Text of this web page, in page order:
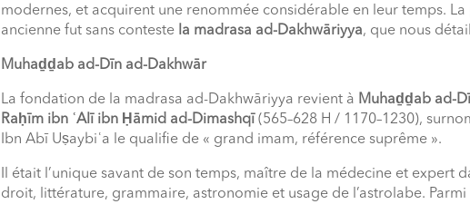
modernes, et acquirent une renommée considérable en leur temps.
ancienne fut sans conteste la madrasa ad-Dakhwāriyya, que nous
Muhaḏḏab ad-Dīn ad-Dakhwār
La fondation de la madrasa ad-Dakhwāriyya revient à Muhaḏḏab ad-
Raḥīm ibn ʿAlī ibn Ḥāmid ad-Dimashqī(565–628 H / 1170–1230),
Ibn Abī Uṣaybiʿa le qualifie de « grand imam, référence suprême ».
Il était l’unique savant de son temps, maître de la médecine et expert
droit, littérature, grammaire, astronomie et usage de l’astrolabe.